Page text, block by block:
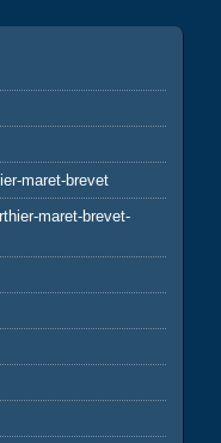
maret-brevet
maret-brevet-